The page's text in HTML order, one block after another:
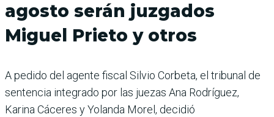
agosto serán juzgados
Miguel Prieto y otros
A pedido del agente fiscal Silvio Corbeta, el tribunal de
sentencia integrado por las juezas Ana Rodríguez,
Karina Cáceres y Yolanda Morel, decidió